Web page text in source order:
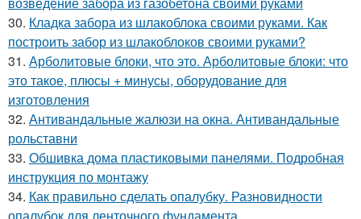
30. Кладка забора из шлакоблока своими руками. Как
построить забор из шлакоблоков своими руками?
31. Арболитовые блоки, что это. Арболитовые блоки: что
это такое, плюсы + минусы, оборудование для
изготовления
32. Антивандальные жалюзи на окна. Антивандальные
рольставни
33. Обшивка дома пластиковыми панелями. Подробная
инструкция по монтажу
34. Как правильно сделать опалубку. Разновидности